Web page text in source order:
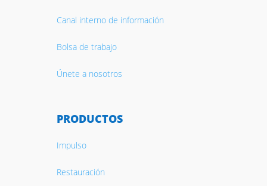
Canal interno de información
Bolsa de trabajo
Únete a nosotros
PRODUCTOS
Impulso
Restauración